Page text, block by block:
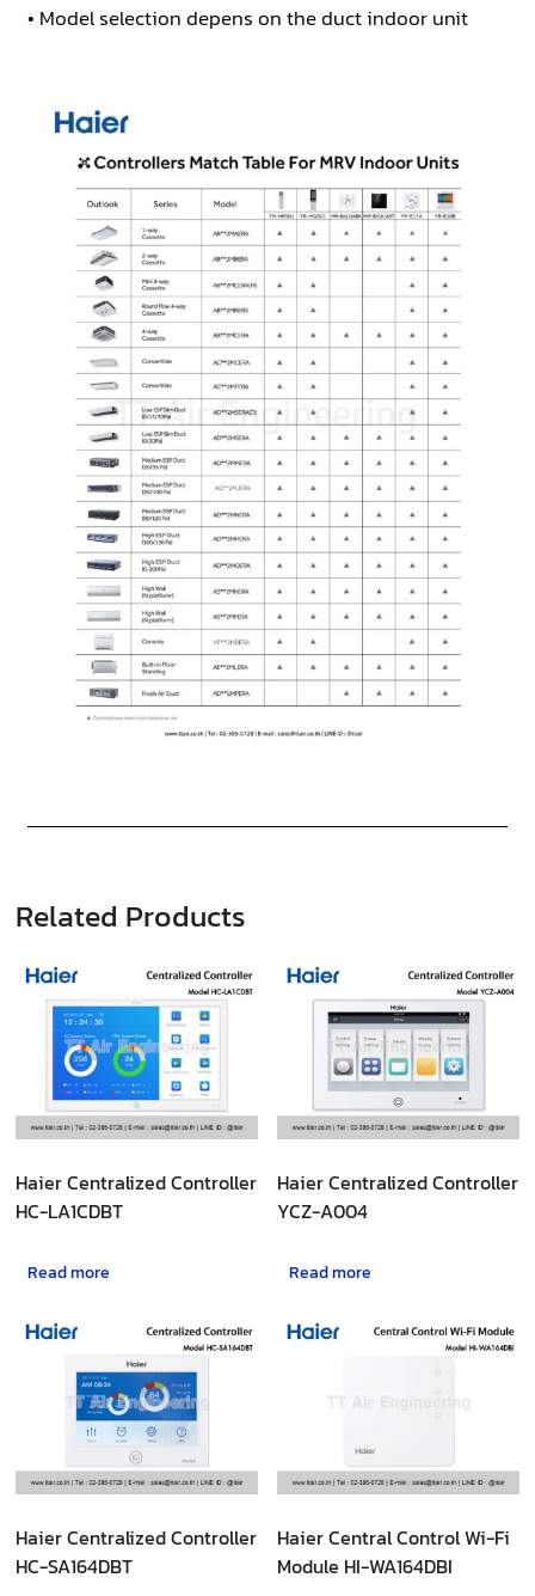
• Model selection depens on the duct indoor unit
Related Products
Haier Centralized Controller
HC-LA1CDBT
Read more
Haier Centralized Controller
YCZ-A004
Read more
Haier Centralized Controller
HC-SA164DBT
Haier Central Control Wi-Fi
Module HI-WA164DBI